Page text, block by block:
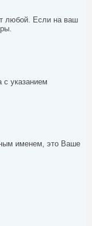
любой. Если на ваш
указанием
именем, это Ваше